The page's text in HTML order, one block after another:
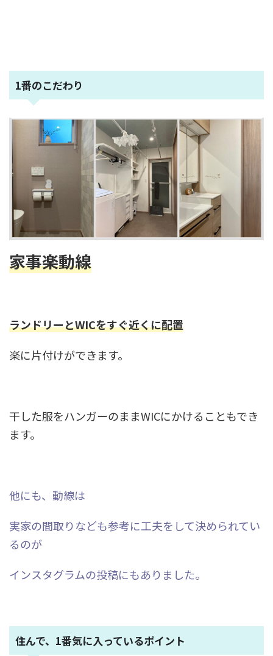
1番のこだわり
家事楽動線
ランドリーとWICをすぐ近くに配置
楽に片付けができます。
干した服をハンガーのままWICにかけることもでき
ます。
他にも、動線は
実家の間取りなども参考に工夫をして決められてい
るのが
インスタグラムの投稿にもありました。
住んで、1番気に入っているポイント